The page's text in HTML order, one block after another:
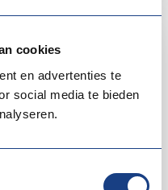
cookies
en advertenties te
social media te bieden